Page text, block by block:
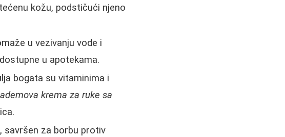
kožu, podstičući njeno
u vezivanju vode i
u apotekama.
bogata su vitaminima i
krema za ruke sa
savršen za borbu protiv